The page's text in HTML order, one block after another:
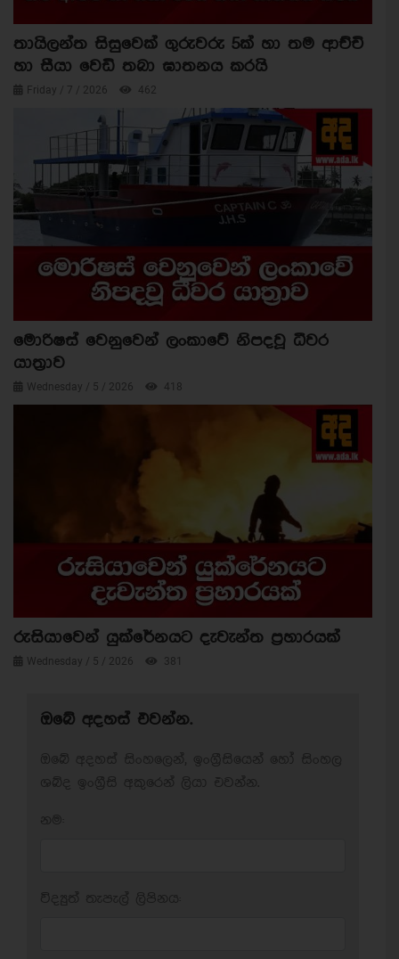
තායිලන්ත සිසුවෙක් ගුරුවරු 5ක් හා තම ආච්චි
හා සීයා වෙඩි තබා ඝාතනය කරයි
Friday / 7 / 2026 462
මොරිෂස් වෙනුවෙන් ලංකාවේ නිපදවූ ධීවර
යාත්‍රාව
Wednesday / 5 / 2026 418
රුසියාවෙන් යුක්රේනයට දැවැන්ත ප්‍රහාරයක්
Wednesday / 5 / 2026 381
ඔබේ අදහස් එවන්න.